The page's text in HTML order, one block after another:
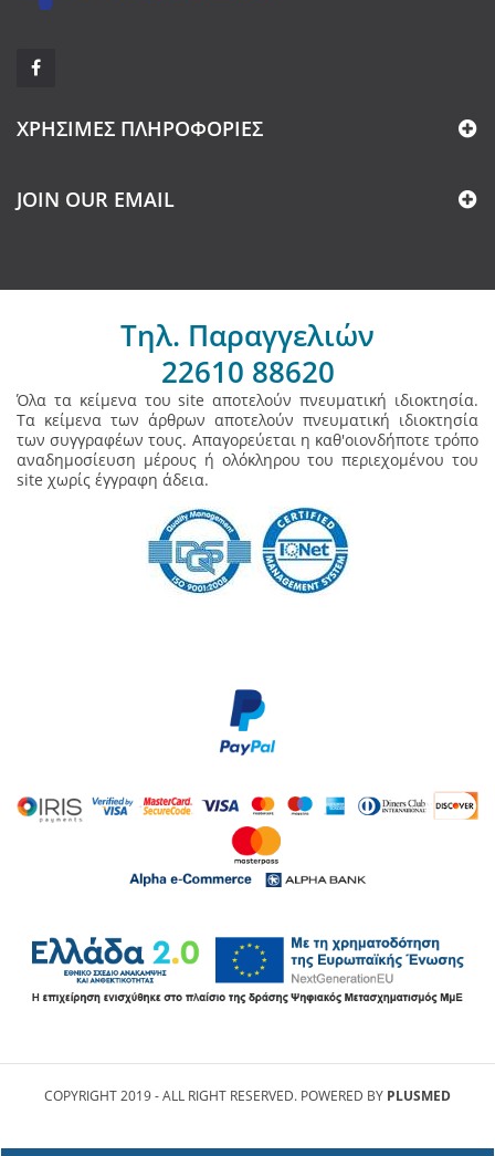
ΧΡΉΣΙΜΕΣ ΠΛΗΡΟΦΟΡΊΕΣ
JOIN OUR EMAIL
Τηλ. Παραγγελιών
22610 88620
Όλα τα κείμενα του site αποτελούν πνευματική ιδιοκτησία.
Τα κείμενα των άρθρων αποτελούν πνευματική ιδιοκτησία
των συγγραφέων τους. Απαγορεύεται η καθ'οιονδήποτε τρόπο
αναδημοσίευση μέρους ή ολόκληρου του περιεχομένου του
site χωρίς έγγραφη άδεια.
COPYRIGHT 2019 - ALL RIGHT RESERVED. POWERED BY PLUSMED